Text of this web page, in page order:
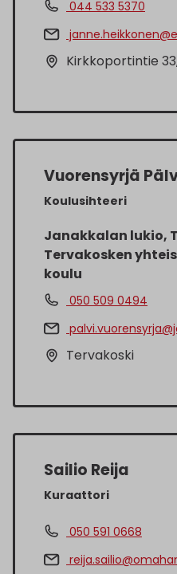
044 533 5370
Kirkkoportintie
Vuorensyrjä
Koulusihteeri
Janakkalan lukio,
Tervakosken
koulu
050 509 0494
Tervakoski
Sailio Reija
Kuraattori
050 591 0668